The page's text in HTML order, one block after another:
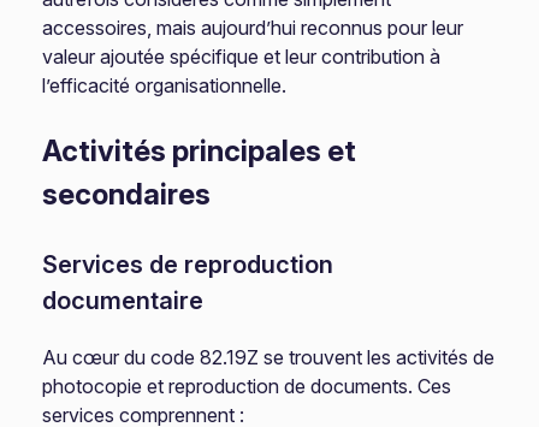
accessoires, mais aujourd’hui reconnus pour leur
valeur ajoutée spécifique et leur contribution à
l’efficacité organisationnelle.
Activités principales et
secondaires
Services de reproduction
documentaire
Au cœur du code 82.19Z se trouvent les activités de
photocopie et reproduction de documents. Ces
services comprennent :